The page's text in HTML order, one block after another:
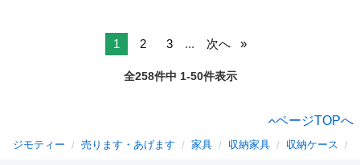
1 2 3 ... 次へ
全258件中 1-50件表示
ページTOPへ
ジモティー 売ります・あげます 家具 収納家具 収納ケース